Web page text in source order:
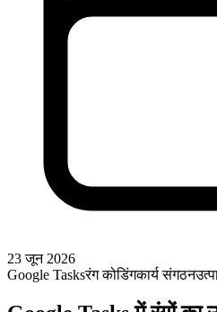
23 जून 2026
Google Tasksरंग कोडिंगकार्य संगठन